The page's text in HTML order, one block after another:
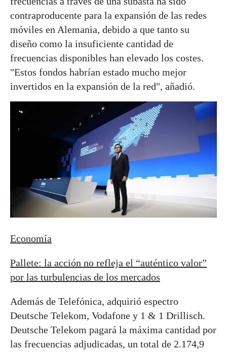
contraproducente para la expansión de las redes
móviles en Alemania, debido a que tanto su
diseño como la insuficiente cantidad de
frecuencias disponibles han elevado los costes.
"Estos fondos habrían estado mucho mejor
invertidos en la expansión de la red", añadió.
Economía
Pallete: la acción no refleja el “auténtico valor”
por las turbulencias de los mercados
Además de Telefónica, adquirió espectro
Deutsche Telekom, Vodafone y 1 & 1 Drillisch.
Deutsche Telekom pagará la máxima cantidad por
las frecuencias adjudicadas, un total de 2.174,9